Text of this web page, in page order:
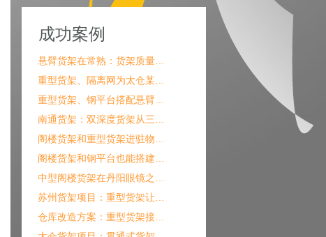
成功案例
悬臂货架在常熟：货架质量…
重型货架、隔离网为太仓某…
重型货架、钢平台搭配悬臂…
南通货架：双深度货架从三…
阁楼货架和重型货架进驻物…
阁楼货架和钢平台也能搭建…
中型阁楼货架在丹阳眼镜之…
苏州货架项目：重型货架让…
仓库改造方案：重型货架接…